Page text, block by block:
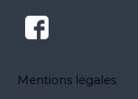
Mentions légales